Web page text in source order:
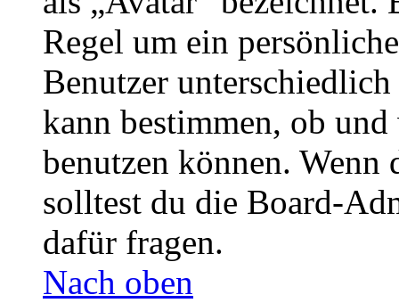
Regel um ein
Benutzer
kann bestimmen, ob
benutzen können. Wenn
solltest du die Board-
dafür fragen.
Nach oben